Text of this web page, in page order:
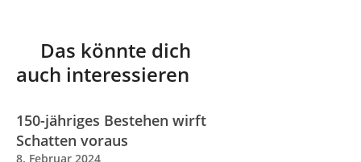
Das könnte dich
auch interessieren
150-jähriges Bestehen wirft
Schatten voraus
8. Februar 2024